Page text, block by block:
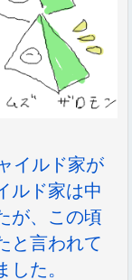
イルド家が
ルド家は中
が、この頃
と言われて
た。